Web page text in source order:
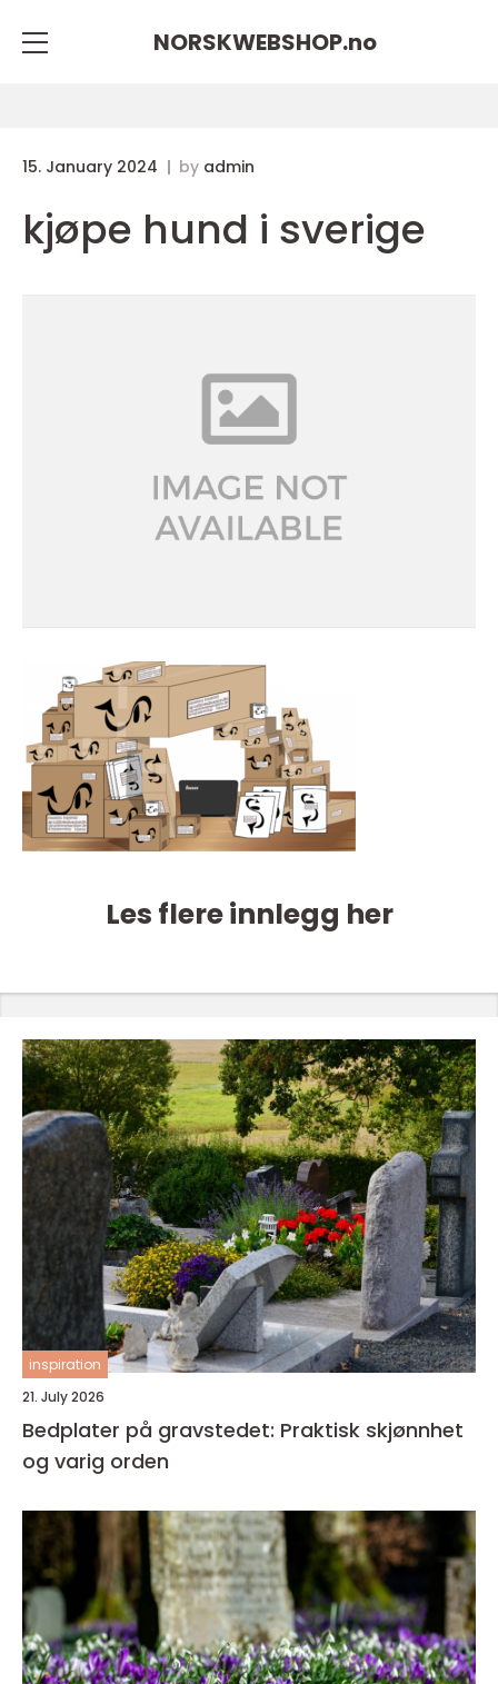
NORSKWEBSHOP.no
15. January 2024 by admin
kjøpe hund i sverige
Les flere innlegg her
inspiration
21. July 2026
Bedplater på gravstedet: Praktisk skjønnhet
og varig orden